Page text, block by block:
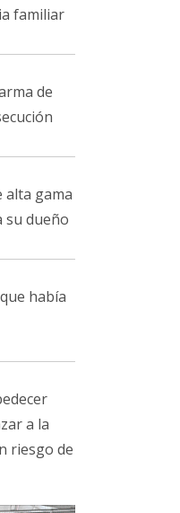
familiar
de
alta gama
su dueño
había
a la
riesgo de